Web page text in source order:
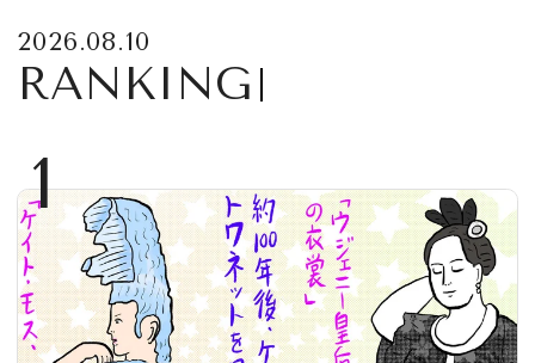
2026.08.10
RANKING
1